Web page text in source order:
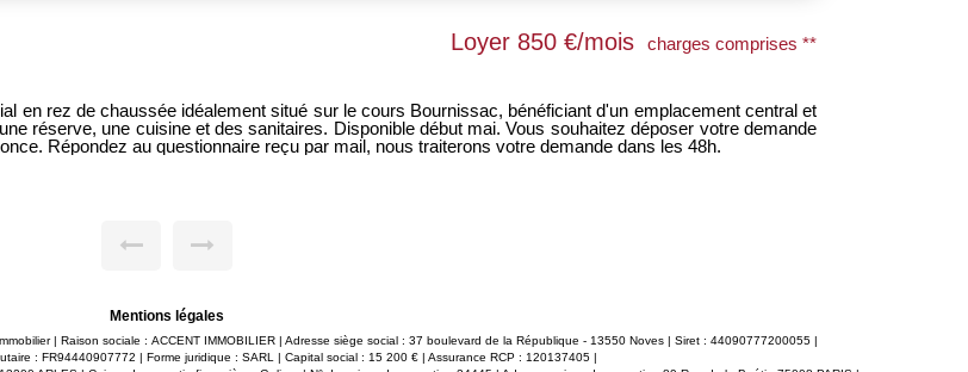
Loyer 850 €/mois
charges comprises **
en rez de chaussée idéalement situé sur le cours Bournissac, bénéficiant d'un emplacement central et
sanitaires. Disponible début mai. Vous souhaitez déposer votre demande
Répondez au questionnaire reçu par mail, nous traiterons votre demande dans les 48h.
Mentions légales
| Raison sociale : ACCENT IMMOBILIER | Adresse siège social : 37 boulevard de la République - 13550 Noves | Siret : 44090777200055 |
: FR94440907772 | Forme juridique : SARL | Capital social : 15 200 € | Assurance RCP : 120137405 |